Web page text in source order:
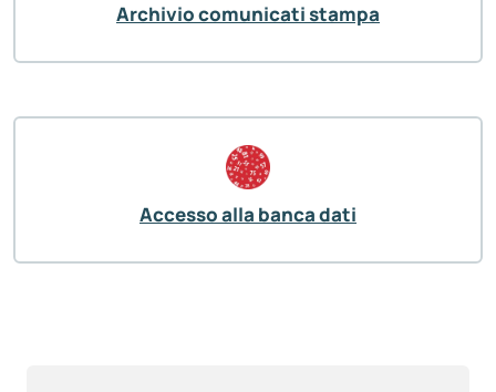
Archivio comunicati stampa
Accesso alla banca dati